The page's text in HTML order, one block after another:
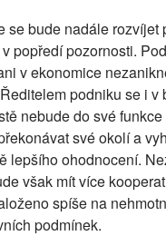
se bude nadále rozvíjet
popředí pozornosti.
v ekonomice
podniku se i v
nebude do své
své okolí a
lepšího ohodnocení.
však mít více
spíše na
podmínek.